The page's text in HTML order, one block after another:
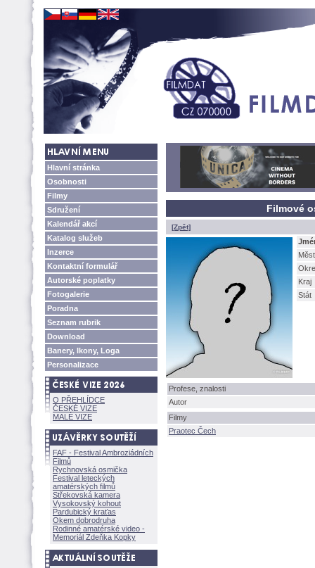
Hlavní stránka
Osobnosti
Filmy
Sdružení
Kalendář akcí
Katalog služeb
Inzerce
Kontaktní formulář
Autorské poplatky
Fotogalerie
Poradna
Seznam rubrik
Download
Banery, Ikony, Loga
Personalizace
O PŘEHLÍDCE
ČESKÉ VIZE
MALÉ VIZE
FAF - Festival Ambroziádních
Filmů
Rychnovská osmička
Festival leteckých
amatérských filmů
Střekovská kamera
Vysokovský kohout
Pardubický kraťas
Okem dobrodruha
Rodinné amatérské video -
Memoriál Zdeňka Kopky
Filmové
[Zpět]
Kraj
Stát
Profese, znalosti
Autor
Filmy
Praotec Čech